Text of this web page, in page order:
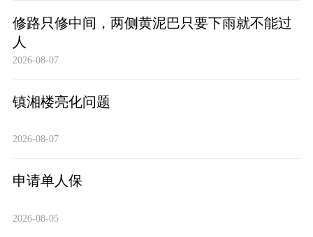
修路只修中间，两侧黄泥巴只要下雨就不能过
人
2026-08-07
镇湘楼亮化问题
2026-08-07
申请单人保
2026-08-05